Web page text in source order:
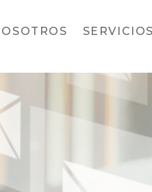
SERVICIOS